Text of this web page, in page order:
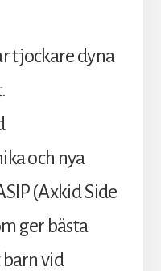
tjockare dyna
och nya
(Axkid Side
ger bästa
vid